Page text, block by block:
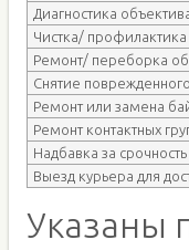
Диагностика
Чистка/
Ремонт/ переборка
Снятие
Ремонт или замена
Ремонт контактных
Надбавка за срочность
Выезд курьера для
Указаны